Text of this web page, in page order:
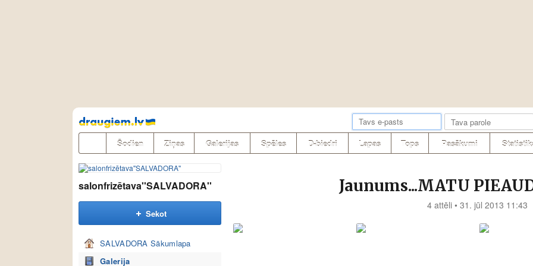
Pāriet
uz
saturu
Šodien Ziņas Galerijas Spēles D-biedri Lapas Tops Pasākumi
salonfrizētava''SALVADORA''
Sekot
SALVADORA Sākumlapa
Galerija
Jaunums...MATU
4 attēli • 31. jūl 2013 11:43